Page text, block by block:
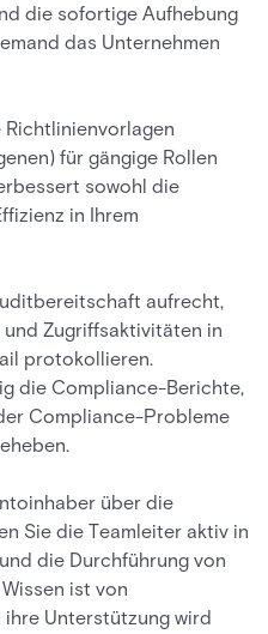
die sofortige Aufhebung
das Unternehmen
Richtlinienvorlagen
für gängige Rollen
sowohl die
in Ihrem
aufrecht,
Zugriffsaktivitäten in
protokollieren.
die Compliance-Berichte,
Compliance-Probleme
über die
Sie die Teamleiter aktiv in
die Durchführung von
ist von
Unterstützung wird